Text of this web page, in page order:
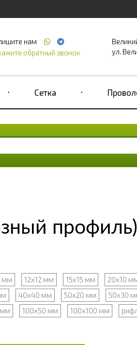
нам
обратный звонок
ул.
Сетка
мм 12х12 мм 15х15 мм 20х10
40х40 мм 50х20 мм 50х30
100х50 мм 100х100 мм